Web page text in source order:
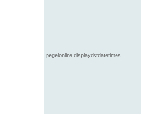
pegelonline.displaydstdatetimes